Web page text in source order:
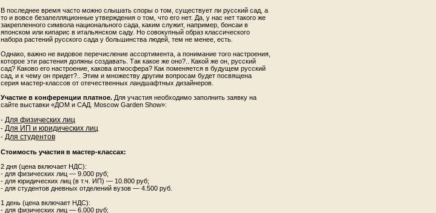
В последнее время часто можно слышать споры о том, существует ли русский сад, а
то и вовсе безапелляционные утверждения о том, что его нет. Да, у нас нет такого же
закрепленного симво­ла национального сада, каким служит, напри­мер, бонсаи в
японском или кипарис в италь­янском саду. Но совокупный образ классиче­ского
набора растений русского сада у большинства людей, тем не менее, есть.
Однако, важно не видовое перечисление ассортимента, а понимание того настроения,
которое эти растения должны создавать. Так какое же оно?.. Какой же он, русский
сад? Каково его настроение, какова атмосфера? Как поменяется в будущем русский
сад, и к чему он придет?.. Этим и множеству другим вопросам будет посвящена
серия мастер-классов от отечественных ландшафтных дизайнеров.
Участие в конференции платное. Для участия необходимо заполнить заявку на
сайте выставки «ДОМ и САД. Moscow Garden Show»:
- Для физических лиц
- Для ИП и юридических лиц
- Для студентов
Стоимость участия в мастер-классах:
2 дня (цена включает НДС):
- для физических лиц — 9.000 руб;
- для юридических лиц (в т.ч. ИП) — 10.800 руб;
- для студентов дневных отделений вузов — 4.500 руб.
1 день (цена включает НДС):
- для физических лиц — 6.000 руб;